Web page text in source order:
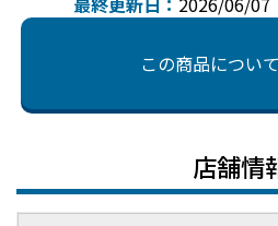
この商品につい
店舗情